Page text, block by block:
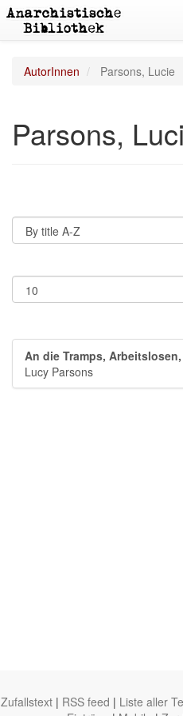
AutorInnen Parsons, Lucie
Parsons,
An die Tramps,
Lucy Parsons
Zufallstext | RSS feed | Liste aller